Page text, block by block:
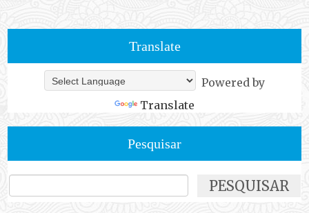
Translate
Powered by
Translate
Pesquisar